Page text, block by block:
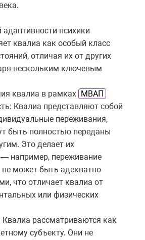
психики
квалиа как особый класс
отличая их от других
нескольким ключевым
квалиа в рамках МВАП
Квалиа представляют собой
переживания,
быть полностью переданы
Это делает их
например, переживание
не может быть адекватно
что отличает квалиа от
или физических
рассматриваются как
субъекту. Они не